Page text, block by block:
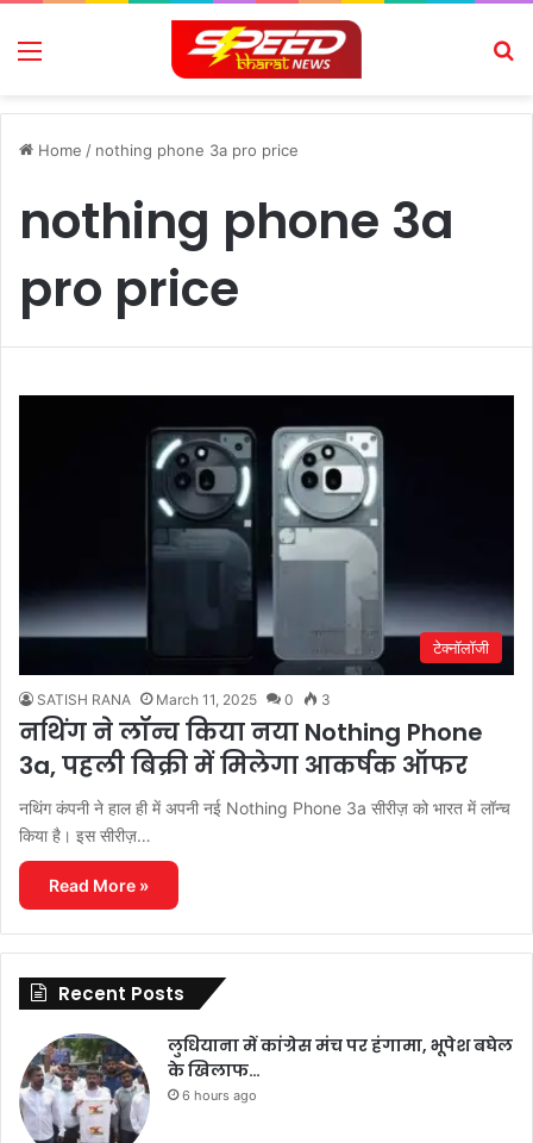
Menu
Home / nothing phone 3a pro price
nothing phone 3a
pro price
टेक्नॉलॉजी
SATISH RANA March 11, 2025 0 3
नथिंग ने लॉन्च किया नया Nothing Phone
3a, पहली बिक्री में मिलेगा आकर्षक ऑफर
नथिंग कंपनी ने हाल ही में अपनी नई Nothing Phone 3a सीरीज़ को भारत में लॉन्च
किया है। इस सीरीज़…
Read More »
Recent Posts
लुधियाना में कांग्रेस मंच पर हंगामा, भूपेश बघेल
के खिलाफ…
6 hours ago